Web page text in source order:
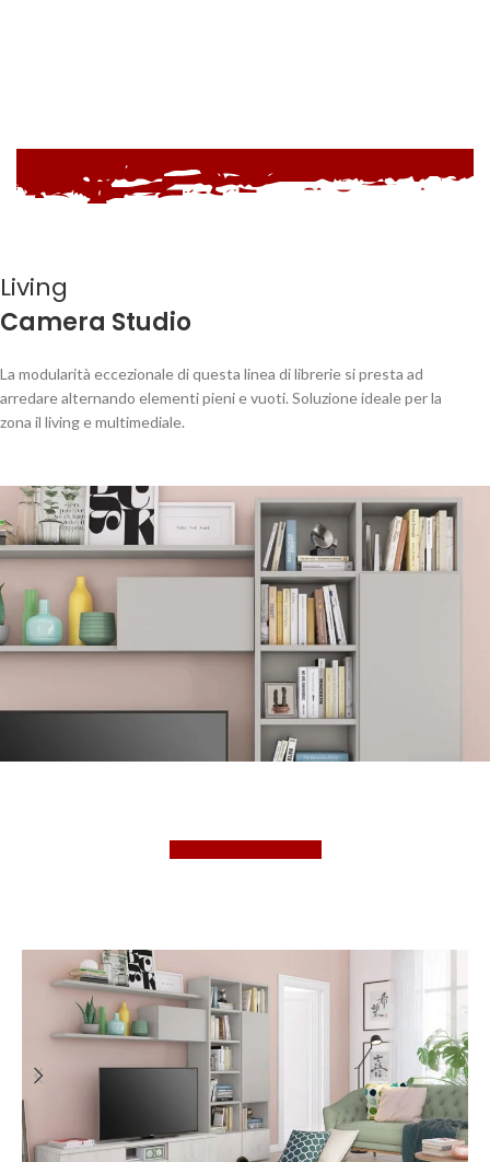
Living
Camera Studio
La modularità eccezionale di questa linea di librerie si presta ad
arredare alternando elementi pieni e vuoti. Soluzione ideale per la
zona il living e multimediale.